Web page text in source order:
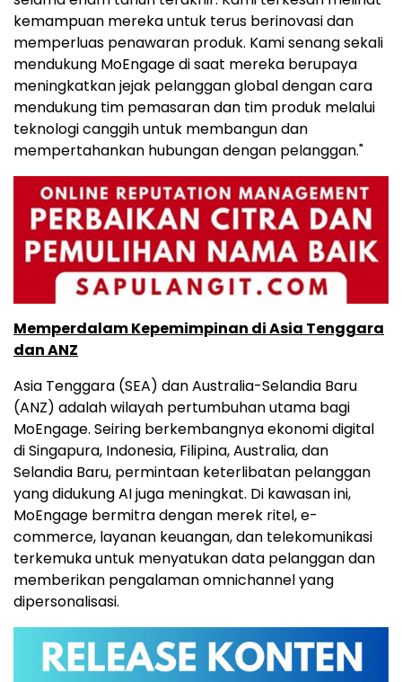
kemampuan mereka untuk terus berinovasi dan
memperluas penawaran produk. Kami senang sekali
mendukung MoEngage di saat mereka berupaya
meningkatkan jejak pelanggan global dengan cara
mendukung tim pemasaran dan tim produk melalui
teknologi canggih untuk membangun dan
mempertahankan hubungan dengan pelanggan."
Memperdalam Kepemimpinan diAsia Tenggara
dan ANZ
Asia Tenggara (SEA) dan Australia-Selandia Baru
(ANZ) adalah wilayah pertumbuhan utama bagi
MoEngage. Seiring berkembangnya ekonomi digital
di Singapura, Indonesia, Filipina,Australia, dan
Selandia Baru, permintaan keterlibatan pelanggan
yang didukung AI juga meningkat. Di kawasan ini,
MoEngage bermitra dengan merek ritel, e-
commerce, layanan keuangan, dan telekomunikasi
terkemuka untuk menyatukan data pelanggan dan
memberikan pengalaman omnichannel yang
dipersonalisasi.